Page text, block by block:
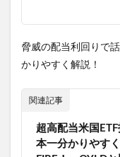
脅威の配当利回りで
かりやすく解説！
関連記事
超高配当米国
本一分かりやす